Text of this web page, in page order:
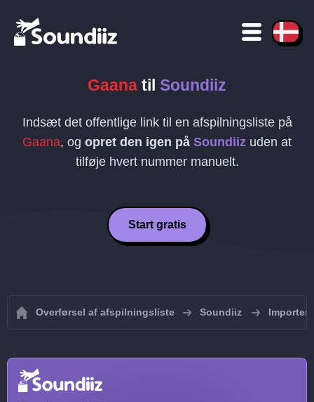
Gaana til Soundiiz
Indsæt det offentlige link til en afspilningsliste på
Gaana, og opret den igen på Soundiiz uden at
tilføje hvert nummer manuelt.
Start gratis
Overførsel af afspilningsliste Soundiiz Importer